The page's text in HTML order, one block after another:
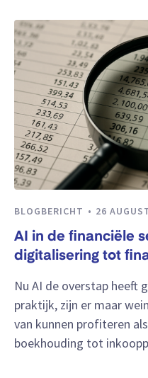
BLOGBERICHT 26
AI in de financiële
digitalisering tot
Nu AI de overstap heeft
praktijk, zijn er maar
van kunnen profiteren
boekhouding tot